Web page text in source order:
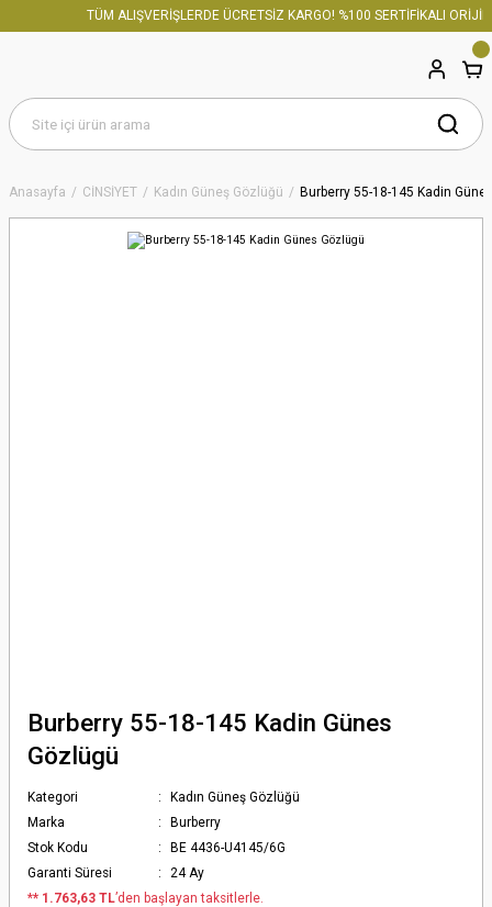
TÜM ALIŞVERİŞLERDE ÜCRETSİZ KARGO! %100 SERTİFİKALI
Anasayfa CİNSİYET Kadın Güneş Gözlüğü Burberry 55-18-145 Kadin
Burberry 55-18-145 Kadin Günes
Gözlügü
Kategori
Kadın Güneş Gözlüğü
Marka
Burberry
Stok Kodu
BE 4436-U4145/6G
Garanti Süresi
24 Ay
** 1.763,63 TL’den başlayan taksitlerle.